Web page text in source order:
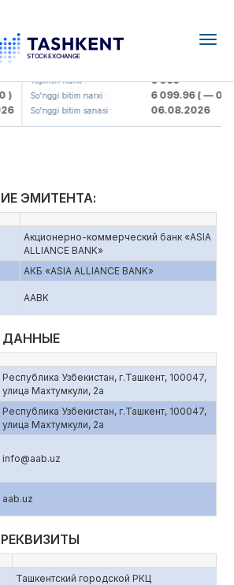
UZMK (<O'zmetkombinat> AJ)
Yopilish narxi : 6 099
So'nggi bitim narxi : 6 099.96( — 0.0 )
So'nggi bitim sanasi : 06.08.2026
ЭМИТЕНТА:
Акционерно-коммерческий банк «ASIA
ALLIANCE BANK»
АКБ «ASIA ALLIANCE BANK»
AABK
ДАННЫЕ
Республика Узбекистан, г.Ташкент, 100047,
улица Махтумкули, 2а
Республика Узбекистан, г.Ташкент, 100047,
улица Махтумкули, 2а
info@aab.uz
aаb.uz
Ташкентский городской РКЦ